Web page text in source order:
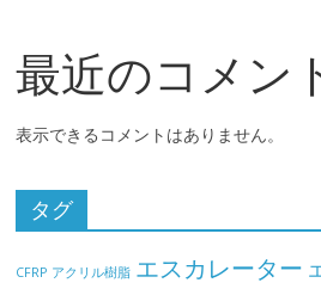
最近のコメン
表示できるコメントはありません。
タグ
CFRP アクリル樹脂 エスカレーター